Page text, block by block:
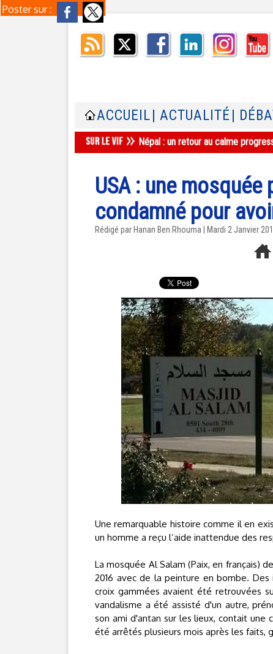
Poster sur :
ACCUEIL | ACTUALITÉ |
Népal : un retour au calme
USA : une mosquée
condamné pour
Rédigé par Hanan Ben Rhouma | Mardi 2 Janvier
Une remarquable histoire comme il en
un homme a reçu l’aide inattendue des
La mosquée Al Salam (Paix, en français)
2016 avec de la peinture en bombe. Des
croix gammées avaient été retrouvées
vandalisme a été assisté d'un autre,
son ami d'antan sur les lieux, contait une
été arrêtés plusieurs mois après les faits,